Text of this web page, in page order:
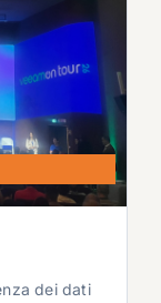
dei dati